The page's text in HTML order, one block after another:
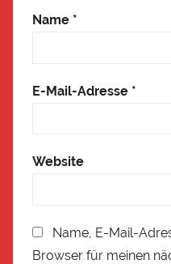
Name *
E-Mail-Adresse *
Website
Name, E-Mail-
Browser für meinen